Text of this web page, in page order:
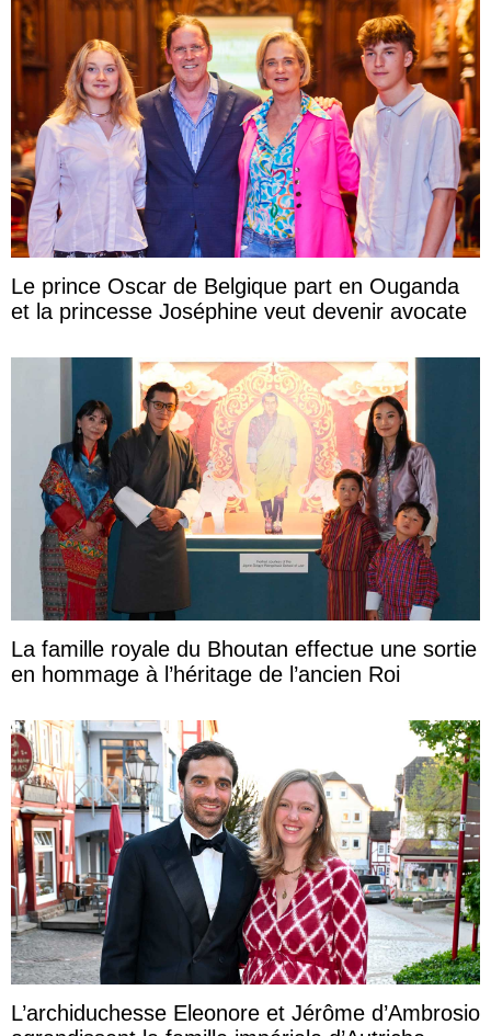
Le prince Oscar de Belgique part en Ouganda
et la princesse Joséphine veut devenir avocate
La famille royale du Bhoutan effectue une sortie
en hommage à l’héritage de l’ancien Roi
L’archiduchesse Eleonore et Jérôme d’Ambrosio